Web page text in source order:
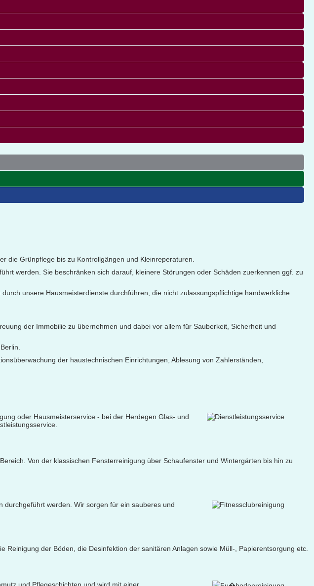
die Grünpflege bis zu Kontrollgängen und Kleinreperaturen.
werden. Sie beschränken sich darauf, kleinere Störungen oder Schäden zuerkennen ggf. zu
unsere Hausmeisterdienste durchführen, die nicht zulassungspflichtige handwerkliche
der Immobilie zu übernehmen und dabei vor allem für Sauberkeit, Sicherheit und
der haustechnischen Einrichtungen, Ablesung von Zahlerständen,
oder Hausmeisterservice - bei der Herdegen Glas- und
Von der klassischen Fensterreinigung über Schaufenster und Wintergärten bis hin zu
werden. Wir sorgen für ein sauberes und
der Böden, die Desinfektion der sanitären Anlagen sowie Müll-, Papierentsorgung etc.